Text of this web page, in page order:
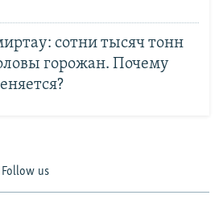
сотни тысяч тонн
горожан. Почему
Follow us